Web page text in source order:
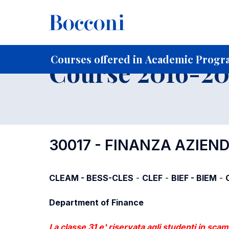
Courses offered in Academic
Home For current Students
Course 2016-
30017 - FINANZA
CLEAM - BESS-CLES - CLEF - BIEF - BIEM -
Department of Finance
La classe 31 e' riservata agli studenti in